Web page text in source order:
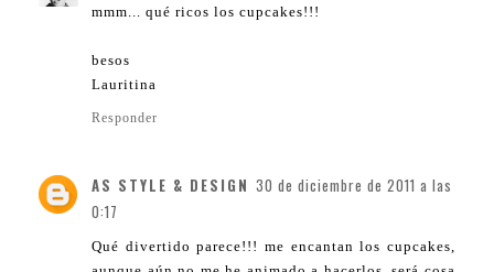
mmm... qué ricos los cupcakes!!!
besos
Lauritina
Responder
AS STYLE & DESIGN 30 de diciembre de 2011 a las
0:17
Qué divertido parece!!! me encantan los cupcakes,